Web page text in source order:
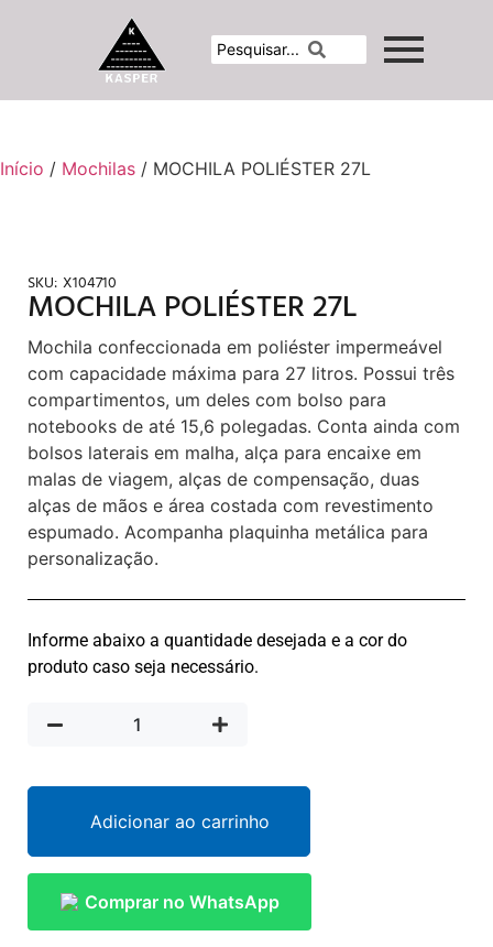
Início / Mochilas / MOCHILA POLIÉSTER 27L
SKU: X104710
MOCHILA POLIÉSTER 27L
Mochila confeccionada em poliéster impermeável
com capacidade máxima para 27 litros. Possui três
compartimentos, um deles com bolso para
notebooks de até 15,6 polegadas. Conta ainda com
bolsos laterais em malha, alça para encaixe em
malas de viagem, alças de compensação, duas
alças de mãos e área costada com revestimento
espumado. Acompanha plaquinha metálica para
personalização.
Informe abaixo a quantidade desejada e a cor do
produto caso seja necessário.
Adicionar ao carrinho
Comprar no WhatsApp